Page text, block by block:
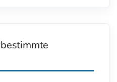
die nicht nicht
Ratgeber passen.
anderen
dort sicher auch die